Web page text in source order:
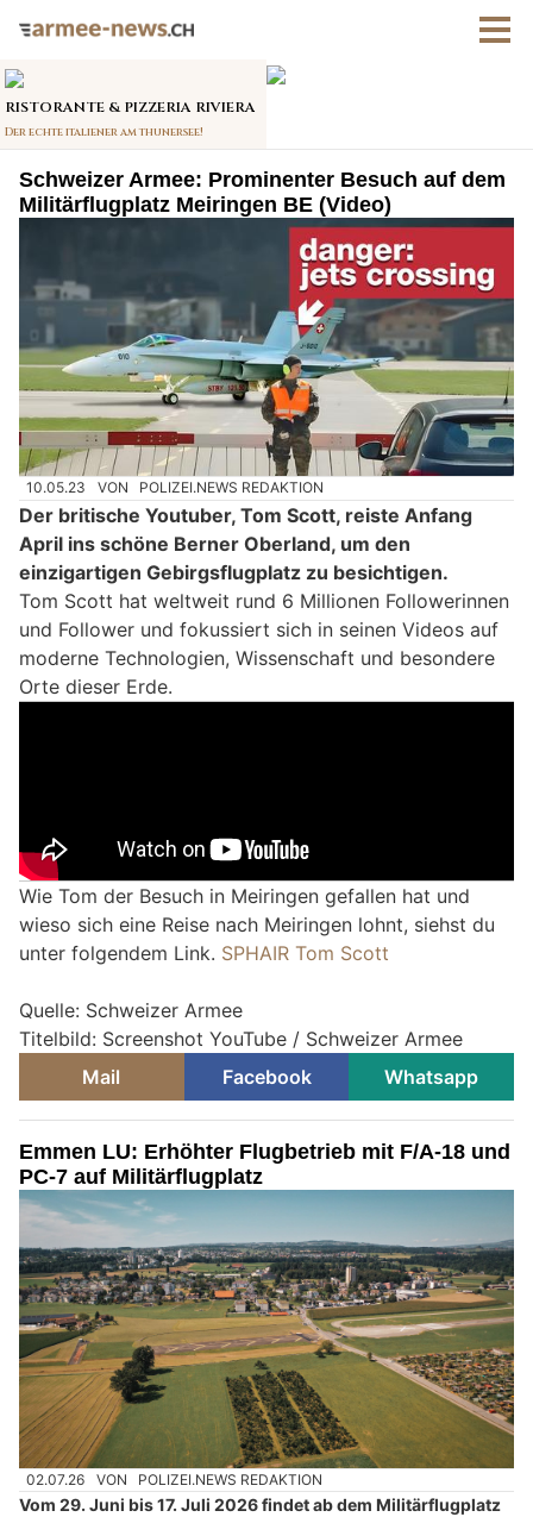
Schweizer Armee: Prominenter Besuch auf dem
Militärflugplatz Meiringen BE (Video)
10.05.23 VON POLIZEI.NEWS REDAKTION
Der britische Youtuber, Tom Scott, reiste Anfang
April ins schöne Berner Oberland, um den
einzigartigen Gebirgsflugplatz zu besichtigen.
Tom Scott hat weltweit rund 6 Millionen Followerinnen
und Follower und fokussiert sich in seinen Videos auf
moderne Technologien, Wissenschaft und besondere
Orte dieser Erde.
Wie Tom der Besuch in Meiringen gefallen hat und
wieso sich eine Reise nach Meiringen lohnt, siehst du
unter folgendem Link. SPHAIR Tom Scott
Quelle: Schweizer Armee
Titelbild: Screenshot YouTube / Schweizer Armee
Mail
Facebook Whatsapp
Emmen LU: Erhöhter Flugbetrieb mit F/A-18 und
PC-7 auf Militärflugplatz
02.07.26 VON POLIZEI.NEWS REDAKTION
Vom 29. Juni bis 17. Juli 2026 findet ab dem Militärflugplatz